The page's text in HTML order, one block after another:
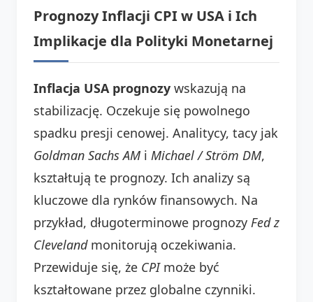
Prognozy Inflacji CPI w USA i Ich
Implikacje dla Polityki Monetarnej
Inflacja USA prognozy wskazują na
stabilizację. Oczekuje się powolnego
spadku presji cenowej. Analitycy, tacy jak
Goldman Sachs AM i Michael / Ström DM,
kształtują te prognozy. Ich analizy są
kluczowe dla rynków finansowych. Na
przykład, długoterminowe prognozy Fed z
Clevelandmonitorują oczekiwania.
Przewiduje się, że CPImoże być
kształtowane przez globalne czynniki.